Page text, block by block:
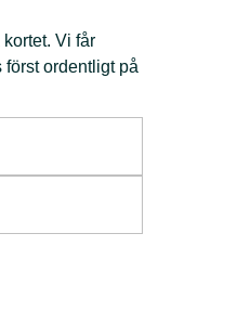
Vi får
ordentligt på